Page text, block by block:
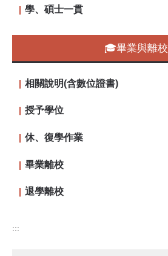
學、碩士一貫
🎓畢業與離校
相關說明(含數位證書)
授予學位
休、復學作業
畢業離校
退學離校
:::